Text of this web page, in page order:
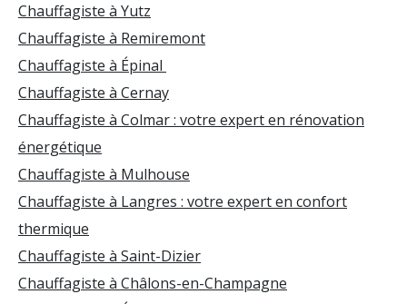
Chauffagiste à Yutz
Chauffagiste à Remiremont
Chauffagiste à Épinal
Chauffagiste à Cernay
Chauffagiste à Colmar : votre expert en rénovation
énergétique
Chauffagiste à Mulhouse
Chauffagiste à Langres : votre expert en confort
thermique
Chauffagiste à Saint-Dizier
Chauffagiste à Châlons-en-Champagne